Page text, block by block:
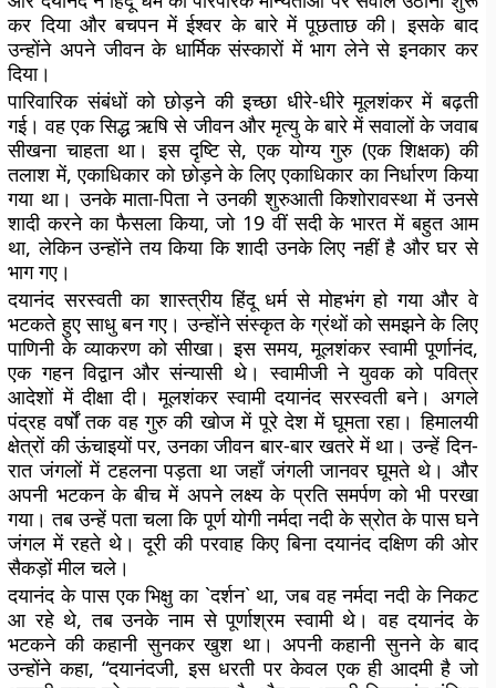
कर दिया और बचपन में ईश्वर के बारे में पूछताछ की। इसके बाद
उन्होंने अपने जीवन के धार्मिक संस्कारों में भाग लेने से इनकार कर
दिया।
पारिवारिक संबंधों को छोड़ने की इच्छा धीरे-धीरे मूलशंकर में बढ़ती
गई। वह एक सिद्ध ऋषि से जीवन और मृत्यु के बारे में सवालों के जवाब
सीखना चाहता था। इस दृष्टि से, एक योग्य गुरु (एक शिक्षक) की
तलाश में, एकाधिकार को छोड़ने के लिए एकाधिकार का निर्धारण किया
गया था। उनके माता-पिता ने उनकी शुरुआती किशोरावस्था में उनसे
शादी करने का फैसला किया, जो 19 वीं सदी के भारत में बहुत आम
था, लेकिन उन्होंने तय किया कि शादी उनके लिए नहीं है और घर से
भाग गए।
दयानंद सरस्वती का शास्त्रीय हिंदू धर्म से मोहभंग हो गया और वे
भटकते हुए साधु बन गए। उन्होंने संस्कृत के ग्रंथों को समझने के लिए
पाणिनी के व्याकरण को सीखा। इस समय, मूलशंकर स्वामी पूर्णानंद,
एक गहन विद्वान और संन्यासी थे। स्वामीजी ने युवक को पवित्र
आदेशों में दीक्षा दी। मूलशंकर स्वामी दयानंद सरस्वती बने। अगले
पंद्रह वर्षों तक वह गुरु की खोज में पूरे देश में घूमता रहा। हिमालयी
क्षेत्रों की ऊंचाइयों पर, उनका जीवन बार-बार खतरे में था। उन्हें दिन-
रात जंगलों में टहलना पड़ता था जहाँ जंगली जानवर घूमते थे। और
अपनी भटकन के बीच में अपने लक्ष्य के प्रति समर्पण को भी परखा
गया। तब उन्हें पता चला कि पूर्ण योगी नर्मदा नदी के स्रोत के पास घने
जंगल में रहते थे। दूरी की परवाह किए बिना दयानंद दक्षिण की ओर
सैकड़ों मील चले।
दयानंद के पास एक भिक्षु का `दर्शन` था, जब वह नर्मदा नदी के निकट
आ रहे थे, तब उनके नाम से पूर्णाश्रम स्वामी थे। वह दयानंद के
भटकने की कहानी सुनकर खुश था। अपनी कहानी सुनने के बाद
उन्होंने कहा, “दयानंदजी, इस धरती पर केवल एक ही आदमी है जो